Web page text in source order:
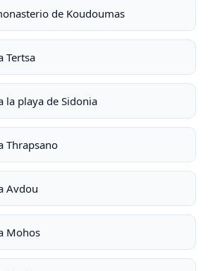
de Koudoumas
Tertsa
la playa de Sidonia
Thrapsano
Avdou
Mohos